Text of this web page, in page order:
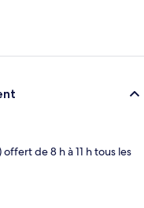
de 8 h à 11 h tous les